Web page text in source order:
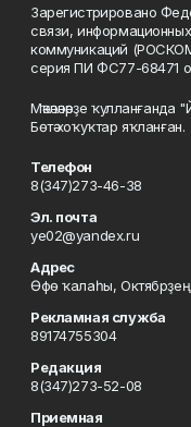
Зарегистрировано
связи,
коммуникаций
серия ПИ ФС77-68471
Мәҡәләләрҙе
Бөтә хоҡуҡтар яҡланған.
Телефон
8(347)273-46-38
Эл. почта
ye02@yandex.ru
Адрес
Өфө ҡалаһы,
Рекламная служба
89174755304
Редакция
8(347)273-52-08
Приемная